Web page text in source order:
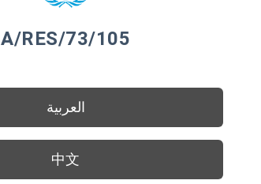
A/RES/73/105
العربية
中文